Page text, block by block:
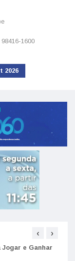
1600
2026
e Ganhar
‹ ›